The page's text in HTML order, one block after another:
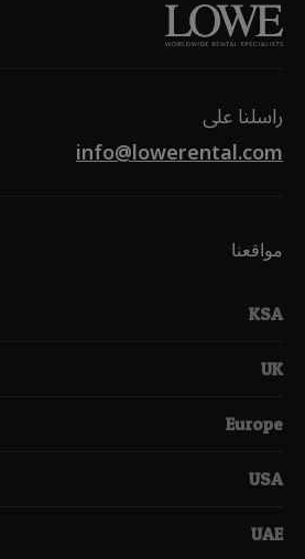
راسلنا على
info@lowerental.com
مواقعنا
KSA
UK
Europe
USA
UAE